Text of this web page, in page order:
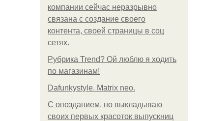
компании сейчас неразрывно
связана с создание своего
контента, своей страницы в соц
сетях.
Рубрика Trend? Ой люблю я ходить
по магазинам!
Dafunkystyle. Matrix neo.
С опозданием, но выкладываю
своих первых красоток выпускниц